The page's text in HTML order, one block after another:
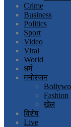
Crime
Business
Politics
Sport
Video
Viral
World
धर्म
मनोरंजन
Fashion
खेल
विशेष
Live